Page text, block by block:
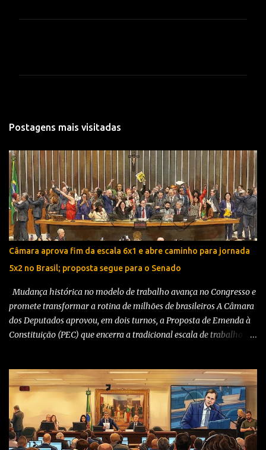
r
i
o
s
Postagens mais visitadas
Câmara aprova fim da escala 6x1 e abre caminho para jornada
5x2 no Brasil; proposta segue para o Senado
Mudança histórica no modelo de trabalho avança no Congresso e
promete transformar a rotina de milhões de brasileiros A Câmara
dos Deputados aprovou, em dois turnos, a Proposta de Emenda à
Constituição (PEC) que encerra a tradicional escala de trabalho 6x1
parlamentar, representa uma das mudanças mais significativas
nas regras trabalhistas do país nas últimas décadas e agora segue
para análise do Senado Federal. A proposta estabelece uma
jornada máxima de 40 horas semanais, com garantia de dois dias
de descanso remunerado por semana, sendo ao menos um deles